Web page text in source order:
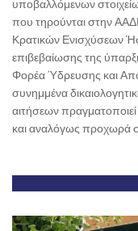
υποβαλλόμενων
που τηρούνται στην
Κρατικών Ενισχύσεων
επιβεβαίωσης της
Φορέα Ύδρευσης και
συνημμένα
αιτήσεων πραγματοποιεί
και αναλόγως προχωρά